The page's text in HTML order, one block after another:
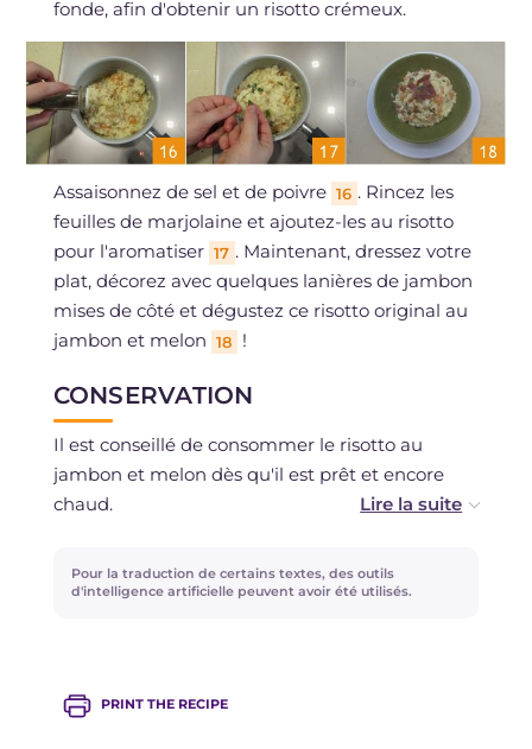
fonde, afin d'obtenir un risotto crémeux.
Assaisonnez de sel et de poivre 16 . Rincez les
feuilles de marjolaine et ajoutez-les au risotto
pour l'aromatiser 17 . Maintenant, dressez votre
plat, décorez avec quelques lanières de jambon
mises de côté et dégustez ce risotto original au
jambon et melon 18 !
CONSERVATION
Il est conseillé de consommer le risotto au
jambon et melon dès qu'il est prêt et encore
chaud.
Il est possible de le conserver au réfrigérateur
dans un récipient hermétiquement fermé
Pour la traduction de certains textes, des outils
d'intelligence artificielle peuvent avoir été utilisés.
PRINT THE RECIPE